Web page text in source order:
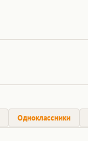
Одноклассники